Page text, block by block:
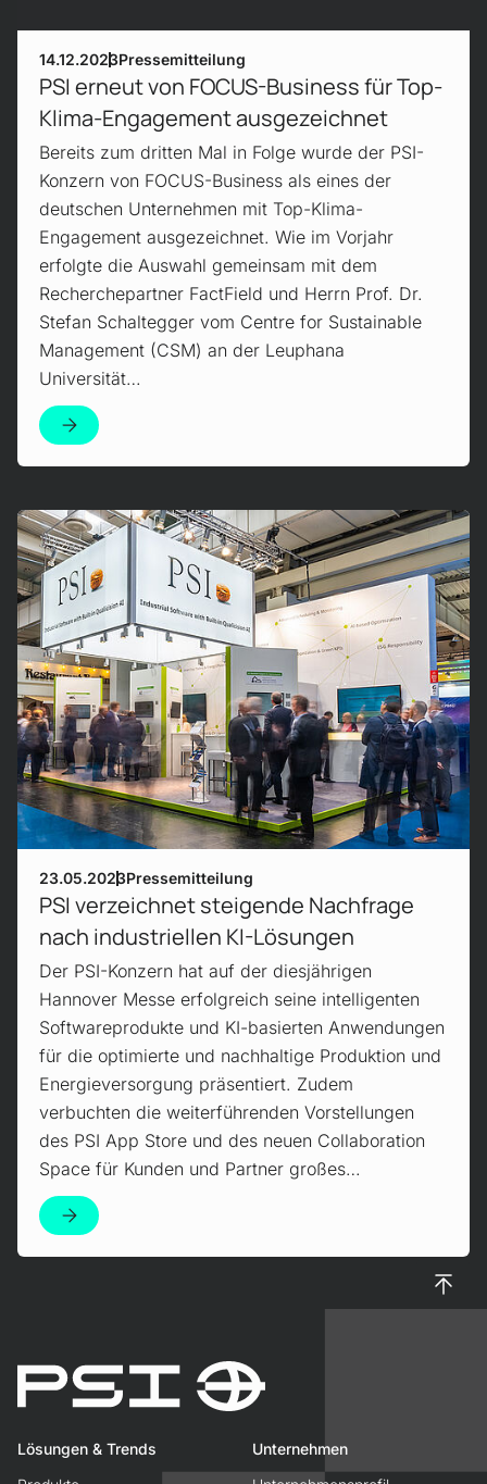
14.12.2023Pressemitteilung
PSI erneut von FOCUS-Business für Top-
Klima-Engagement ausgezeichnet
Bereits zum dritten Mal in Folge wurde der PSI-
Konzern von FOCUS-Business als eines der
deutschen Unternehmen mit Top-Klima-
Engagement ausgezeichnet. Wie im Vorjahr
erfolgte die Auswahl gemeinsam mit dem
Recherchepartner FactField und Herrn Prof. Dr.
Stefan Schaltegger vom Centre for Sustainable
Management (CSM) an der Leuphana
Universität…
23.05.2023Pressemitteilung
PSI verzeichnet steigende Nachfrage
nach industriellen KI-Lösungen
Der PSI-Konzern hat auf der diesjährigen
Hannover Messe erfolgreich seine intelligenten
Softwareprodukte und KI-basierten Anwendungen
für die optimierte und nachhaltige Produktion und
Energieversorgung präsentiert. Zudem
verbuchten die weiterführenden Vorstellungen
des PSI App Store und des neuen Collaboration
Space für Kunden und Partner großes…
Mehr erfahren!
Lösungen & Trends
Unternehmen
Nach